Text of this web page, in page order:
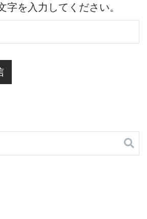
字を入力してください。